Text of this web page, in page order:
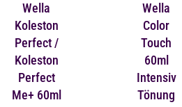
Wella
Koleston
Perfect /
Koleston
Perfect
Me+ 60ml
Wella
Color
Touch
60ml
Intensiv
Tönung